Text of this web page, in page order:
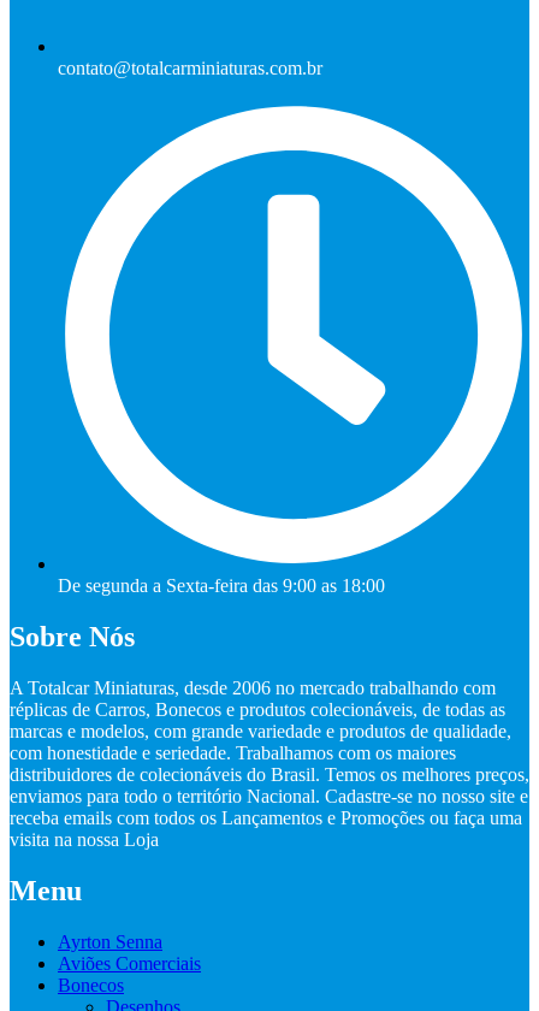
contato@totalcarminiaturas.com.br
De segunda a Sexta-feira das 9:00 as 18:00
Sobre Nós
A Totalcar Miniaturas, desde 2006 no mercado trabalhando com
réplicas de Carros, Bonecos e produtos colecionáveis, de todas as
marcas e modelos, com grande variedade e produtos de qualidade,
com honestidade e seriedade. Trabalhamos com os maiores
distribuidores de colecionáveis do Brasil. Temos os melhores preços,
enviamos para todo o território Nacional. Cadastre-se no nosso site e
receba emails com todos os Lançamentos e Promoções ou faça uma
visita na nossa Loja
Menu
Ayrton Senna
Aviões Comerciais
Bonecos
Desenhos